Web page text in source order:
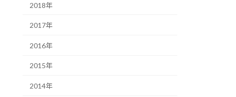
2018年
2017年
2016年
2015年
2014年